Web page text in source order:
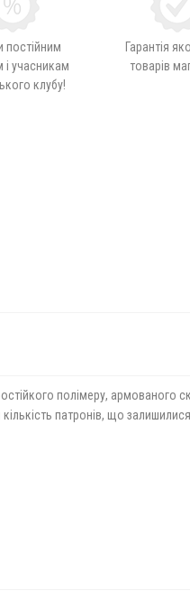
постійним
і учасникам
клубу!
Гарантія
товарів
полімеру,
патронів, що залишилися